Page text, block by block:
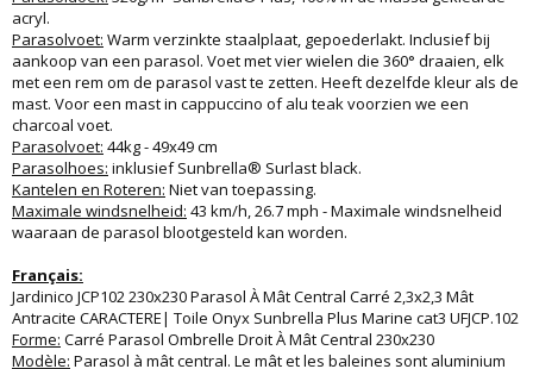
acryl.
Parasolvoet: Warm verzinkte staalplaat, gepoederlakt. Inclusief bij
aankoop van een parasol. Voet met vier wielen die 360° draaien, elk
met een rem om de parasol vast te zetten. Heeft dezelfde kleur als de
mast. Voor een mast in cappuccino of alu teak voorzien we een
charcoal voet.
Parasolvoet: 44kg - 49x49 cm
Parasolhoes: inklusief Sunbrella® Surlast black.
Kantelen en Roteren: Niet van toepassing.
Maximale windsnelheid: 43 km/h, 26.7 mph - Maximale windsnelheid
waaraan de parasol blootgesteld kan worden.
Français:
Jardinico JCP102 230x230 Parasol À Mât Central Carré 2,3x2,3 Mât
Antracite CARACTERE| Toile Onyx Sunbrella Plus Marine cat3 UFJCP.102
Forme: Carré Parasol Ombrelle Droit À Mât Central 230x230
Modèle: Parasol à mât central. Le mât et les baleines sont aluminium